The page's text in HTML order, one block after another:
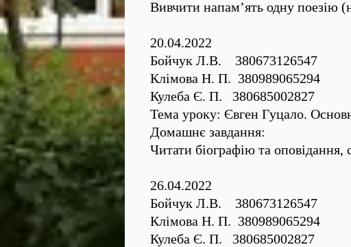
Вивчити напам’ять одну поезію
20.04.2022
Бойчук Л.В. 380673126547
Клімова Н. П. 380989065294
Кулеба Є. П. 380685002827
Тема уроку: Євген Гуцало.
Домашнє завдання:
Читати біографію та оповідання,
26.04.2022
Бойчук Л.В. 380673126547
Клімова Н. П. 380989065294
Кулеба Є. П. 380685002827